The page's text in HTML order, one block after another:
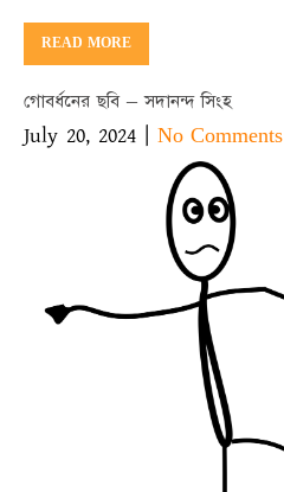
READ MORE
গোবর্ধনের ছবি – সদানন্দ সিংহ
July 20, 2024 | No Comments